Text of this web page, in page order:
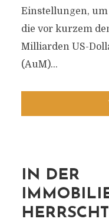
Einstellungen,
die vor kurzem
Milliarden US-
(AuM)...
IN DER
HERRSCHT